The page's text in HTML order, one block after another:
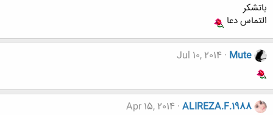
باتشکر
التماس دعا
Mute
Jul 10, 2014
ALIREZA.F.1988
Apr 15, 2014